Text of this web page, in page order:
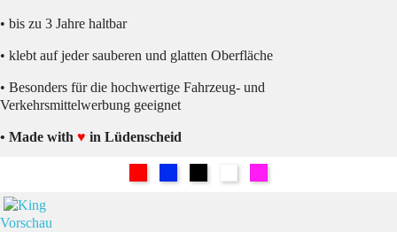
• bis zu 3 Jahre haltbar
• klebt auf jeder sauberen und glatten Oberfläche
• Besonders für die hochwertige Fahrzeug- und
Verkehrsmittelwerbung geeignet
• Made with ♥ in Lüdenscheid
Vorschau